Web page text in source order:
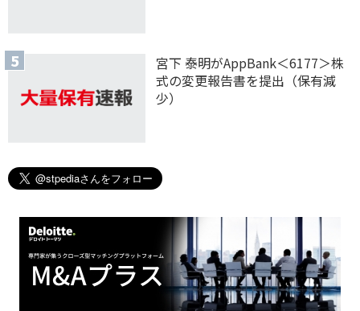
宮下 泰明がAppBank＜6177＞株
式の変更報告書を提出（保有減
少）